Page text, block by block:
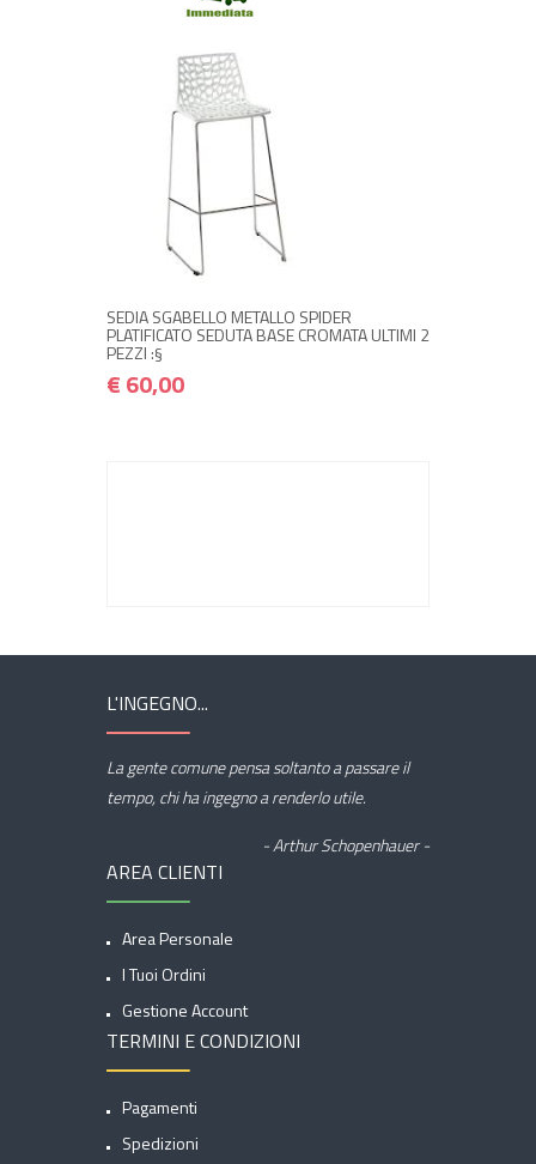
SEDIA SGABELLO METALLO SPIDER
PLATIFICATO SEDUTA BASE CROMATA ULTIMI 2
PEZZI :§
€ 60,00
NON DISPONIBILE A MAGAZZINO
Avvisami quando disponibile
L'INGEGNO...
La gente comune pensa soltanto a passare il
tempo, chi ha ingegno a renderlo utile.
- Arthur Schopenhauer -
AREA CLIENTI
Area Personale
I Tuoi Ordini
Gestione Account
TERMINI E CONDIZIONI
Pagamenti
Spedizioni